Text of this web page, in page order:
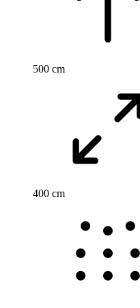
500 cm
400 cm